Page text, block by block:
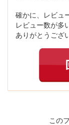
確かに、レビュ
レビュー数が多
ありがとうご
この